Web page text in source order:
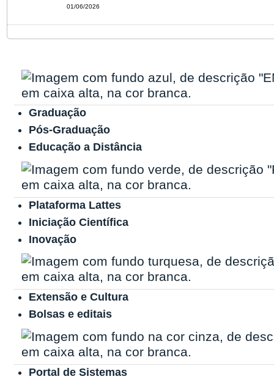
01/06/2026
Graduação
Pós-Graduação
Educação a Distância
Plataforma Lattes
Iniciação Científica
Inovação
Extensão e Cultura
Bolsas e editais
Portal de Sistemas